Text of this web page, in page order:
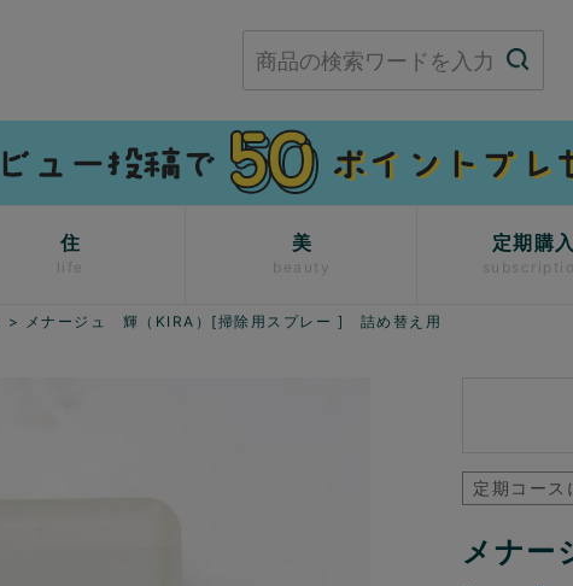
住
life
美
beauty
定期購入
メナージュ 輝（KIRA）[掃除用スプレー ] 詰め替え用
定期コース
メナー